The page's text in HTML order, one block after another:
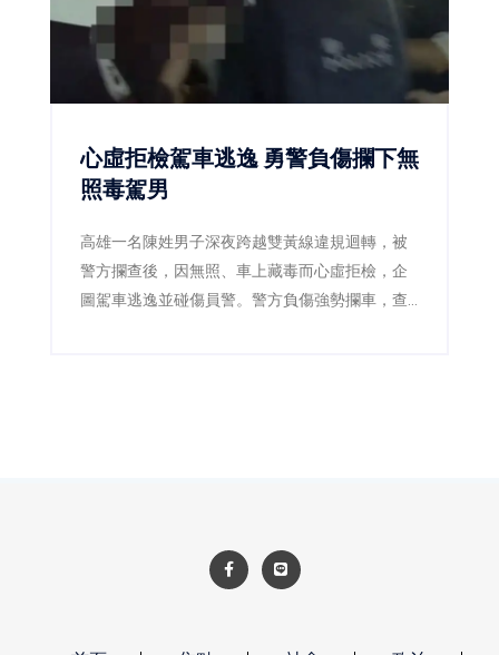
心虛拒檢駕車逃逸 勇警負傷攔下無
照毒駕男
高雄一名陳姓男子深夜跨越雙黃線違規迴轉，被
警方攔查後，因無照、車上藏毒而心虛拒檢，企
圖駕車逃逸並碰傷員警。警方負傷強勢攔車，查